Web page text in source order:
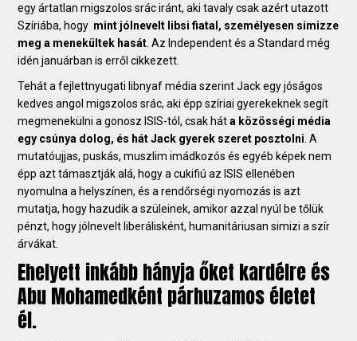
egy ártatlan migszolos srác iránt, aki tavaly csak azért utazott
Szíriába, hogy mint jólnevelt libsi fiatal, személyesen simizze
meg a menekültek hasát . Az Independent és a Standard még
idén januárban is erről cikkezett.
Tehát a fejlettnyugati libnyaf média szerint Jack egy jóságos
kedves angol migszolos srác, aki épp szíriai gyerekeknek segít
megmenekülni a gonosz ISIS-tól, csak háta közösségi média
egy csúnya dolog, és hát Jack gyerek szeret posztolni . A
mutatóujjas, puskás, muszlim imádkozós és egyéb képek nem
épp azt támasztják alá, hogy a cukifiú az ISIS ellenében
nyomulna a helyszínen, és a rendőrségi nyomozás is azt
mutatja, hogy hazudik a szüleinek, amikor azzal nyúl be tőlük
pénzt, hogy jólnevelt liberálisként, humanitáriusan simizi a szír
árvákat.
Ehelyett inkább hányja őket kardélre és
Abu Mohamedként párhuzamos életet
él.